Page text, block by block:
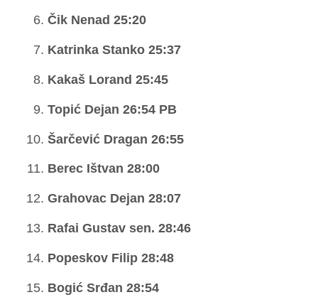
Čik Nenad 25:20
Katrinka Stanko 25:37
Kakaš Lorand 25:45
Topić Dejan 26:54 PB
Šarčević Dragan 26:55
Berec Ištvan 28:00
Grahovac Dejan 28:07
Rafai Gustav sen. 28:46
Popeskov Filip 28:48
Bogić Srđan 28:54